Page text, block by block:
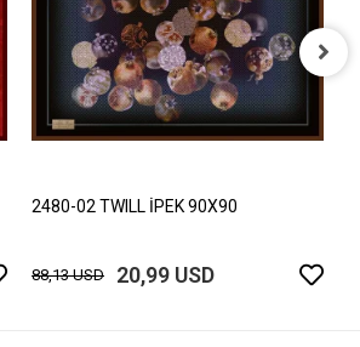
2480-02 TWILL İPEK 90X90
88,13 USD 20,99 USD